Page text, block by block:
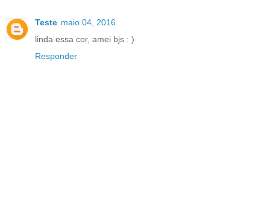
Teste maio 04, 2016
linda essa cor, amei bjs : )
Responder